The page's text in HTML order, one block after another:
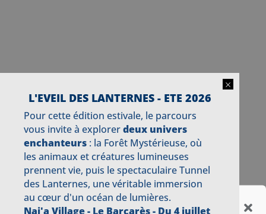
Gérer le consentement aux
×
L'EVEIL DES LANTERNES - ETE 2026
Pour cette édition estivale, le parcours
vous invite à explorerdeux univers
enchanteurs : la Forêt Mystérieuse, où
les animaux et créatures lumineuses
prennent vie, puis le spectaculaire Tunnel
des Lanternes, une véritable immersion
au cœur d'un océan de lumières.
Nai'a Village - Le Barcarès - Du 4 juillet